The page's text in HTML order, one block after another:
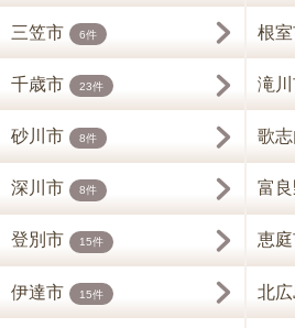
三笠市 6件 根
千歳市 23件 滝
砂川市 8件 歌
深川市 8件 富
登別市 15件 恵
伊達市 15件 北